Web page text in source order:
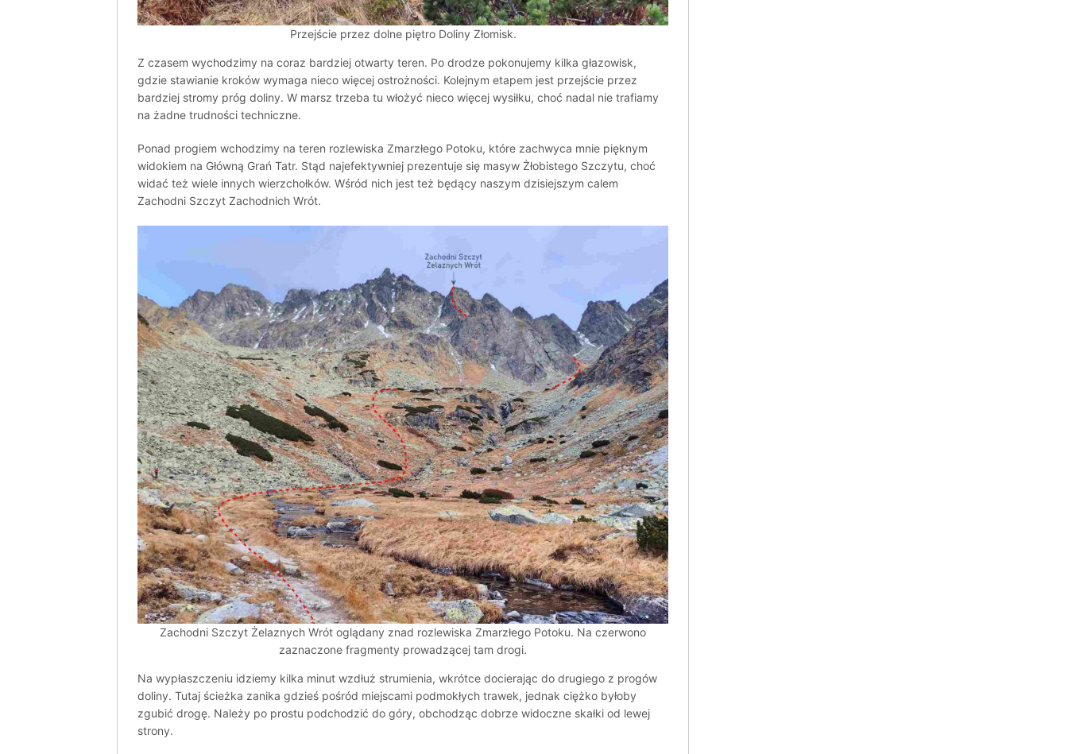
Przejście przez dolne piętro Doliny Złomisk.
Z czasem wychodzimy na coraz bardziej otwarty teren. Po drodze pokonujemy kilka głazowisk,
gdzie stawianie kroków wymaga nieco więcej ostrożności. Kolejnym etapem jest przejście przez
bardziej stromy próg doliny. W marsz trzeba tu włożyć nieco więcej wysiłku, choć nadal nie trafiamy
na żadne trudności techniczne.
Ponad progiem wchodzimy na teren rozlewiska Zmarzłego Potoku, które zachwyca mnie pięknym
widokiem na Główną Grań Tatr. Stąd najefektywniej prezentuje się masyw Żłobistego Szczytu, choć
widać też wiele innych wierzchołków. Wśród nich jest też będący naszym dzisiejszym calem
Zachodni Szczyt Zachodnich Wrót.
Zachodni Szczyt Żelaznych Wrót oglądany znad rozlewiska Zmarzłego Potoku. Na czerwono
zaznaczone fragmenty prowadzącej tam drogi.
Na wypłaszczeniu idziemy kilka minut wzdłuż strumienia, wkrótce docierając do drugiego z progów
doliny. Tutaj ścieżka zanika gdzieś pośród miejscami podmokłych trawek, jednak ciężko byłoby
zgubić drogę. Należy po prostu podchodzić do góry, obchodząc dobrze widoczne skałki od lewej
strony.